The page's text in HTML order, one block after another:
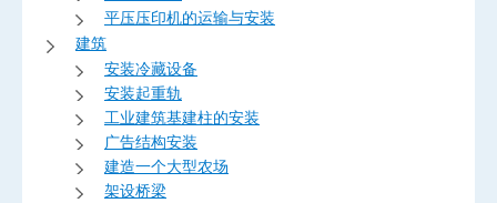
平压压印机的运输与安装
建筑
安装冷藏设备
安装起重轨
工业建筑基建柱的安装
广告结构安装
建造一个大型农场
架设桥梁